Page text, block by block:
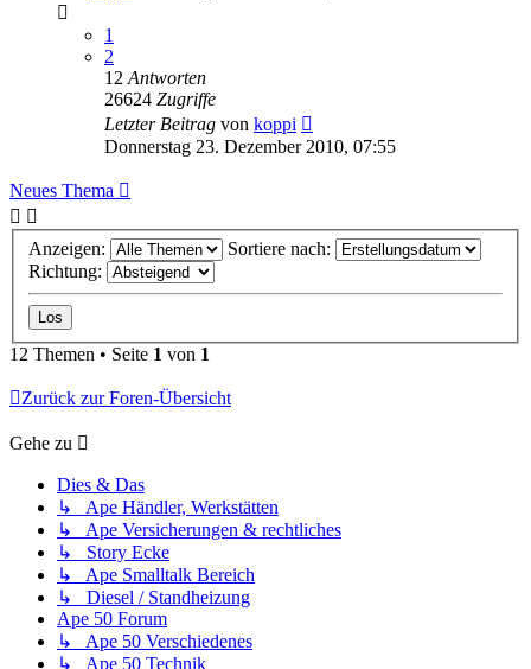
1
2
12 Antworten
26624 Zugriffe
Letzter Beitrag von koppi
Donnerstag 23. Dezember 2010, 07:55
Neues Thema
Anzeigen:
Sortiere nach:
Richtung:
12 Themen • Seite 1 von 1
Zurück zur Foren-Übersicht
Gehe zu
Dies & Das
↳ Ape Händler, Werkstätten
↳ Ape Versicherungen & rechtliches
↳ Story Ecke
↳ Ape Smalltalk Bereich
↳ Diesel / Standheizung
Ape 50 Forum
↳ Ape 50 Verschiedenes
↳ Ape 50 Technik